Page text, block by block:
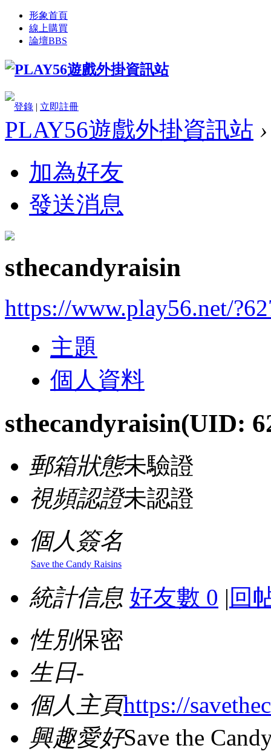
形象首頁
線上購買
論壇BBS
登錄 | 立即註冊
PLAY56遊戲外掛資訊站 ›
加為好友
發送消息
sthecandyraisin
https://www.play56.net/
主題
個人資料
sthecandyraisin(UID:
郵箱狀態未驗證
視頻認證未認證
個人簽名
Save the Candy Raisins
統計信息 好友數 0 | 回
性別保密
生日-
個人主頁https://
興趣愛好Save the